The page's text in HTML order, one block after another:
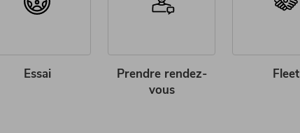
Essai
Prendre rendez-
vous
Fleet